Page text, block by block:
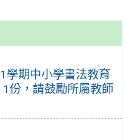
學期中小學書法教育
份，請鼓勵所屬教師